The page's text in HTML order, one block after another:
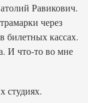
Равикович.
через
билетных кассах.
И что-то во мне
студиях.